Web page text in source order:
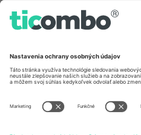
Unter den Linden 24, 10117
United States